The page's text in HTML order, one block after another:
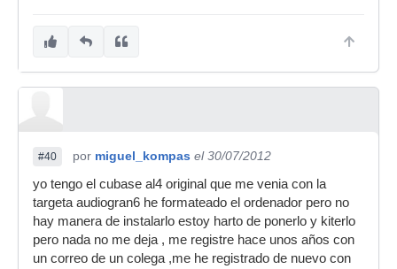
#40 por miguel_kompas el 30/07/2012
yo tengo el cubase al4 original que me venia con la
targeta audiogran6 he formateado el ordenador pero no
hay manera de instalarlo estoy harto de ponerlo y kiterlo
pero nada no me deja , me registre hace unos años con
un correo de un colega ,me he registrado de nuevo con